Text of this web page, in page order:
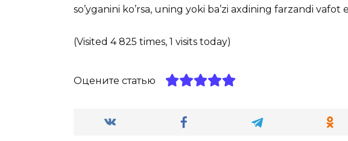
so’yganini ko’rsa, uning yoki ba’zi axdining farzandi vafot
(Visited 4 825 times, 1 visits today)
Оцените статью